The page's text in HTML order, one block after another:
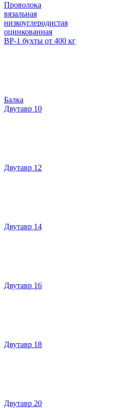
Проволока
вязальная
низкоуглеродистая
оцинкованная
ВР-1 бухты от 400 кг
Балка
Двутавр 10
Двутавр 12
Двутавр 14
Двутавр 16
Двутавр 18
Двутавр 20